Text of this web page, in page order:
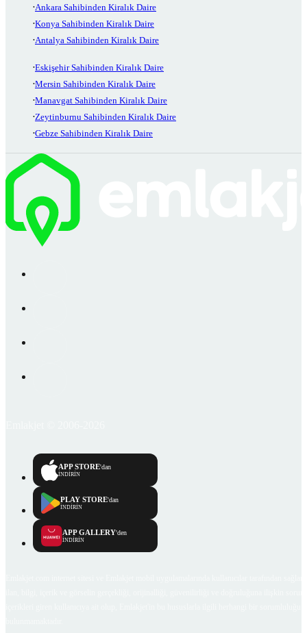
Ankara Sahibinden Kiralık Daire
Konya Sahibinden Kiralık Daire
Antalya Sahibinden Kiralık Daire
Eskişehir Sahibinden Kiralık Daire
Mersin Sahibinden Kiralık Daire
Manavgat Sahibinden Kiralık Daire
Zeytinburnu Sahibinden Kiralık Daire
Gebze Sahibinden Kiralık Daire
APP STORE'dan
İNDİRİN
PLAY STORE'dan
İNDİRİN
APP GALLERY'den
İNDİRİN